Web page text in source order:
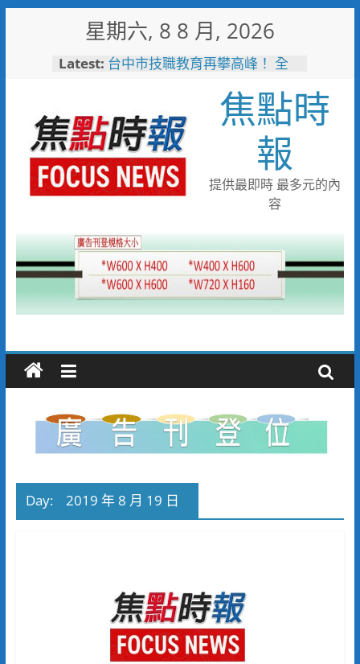
星期六, 8 8 月, 2026
Latest: 台中市技職教育再攀高峰！ 全
守望相助的暖心守護 湖內警消
聯手破門化解獨居翁的危機
歡慶父親節！《台中通
TCPASS》APP 攜手在地名店熱
情端好康
暖心跨海送暖！台灣首廟天壇豪
捐「300萬」助熊本震災重建
台中捷運南屯站土地開發共構大
新地標實現軌道經濟願景
焦點時
報
提供最即時 最多元的內
容
Day: 2019 年 8 月 19 日